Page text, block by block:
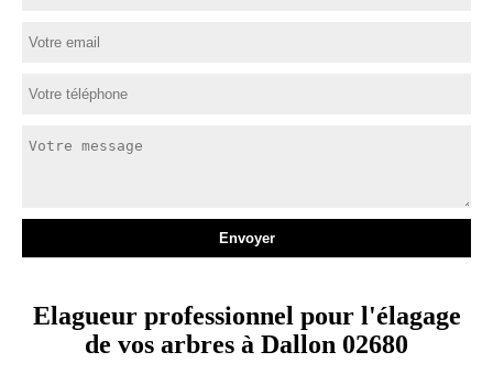
Elagueur professionnel pour l'élagage
de vos arbres à Dallon 02680